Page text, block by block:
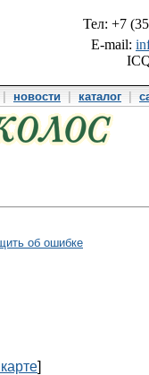
Тел: +7
E-mail:
новости каталог|
об ошибке
]